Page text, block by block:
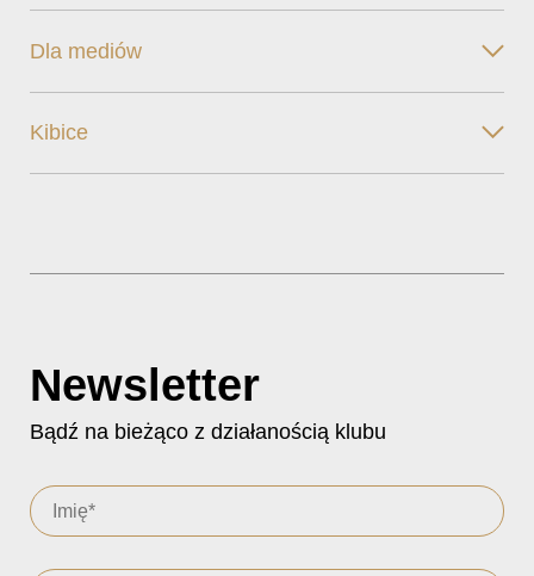
Dla mediów
Kibice
Newsletter
Bądź na bieżąco z działanością klubu